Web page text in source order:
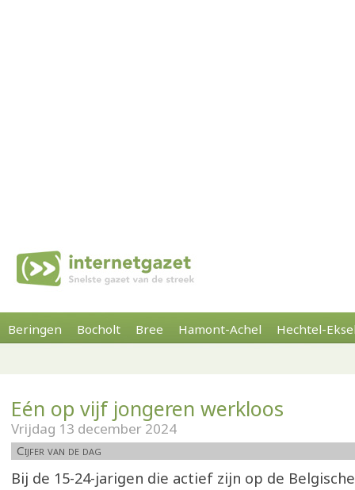
Beringen Bocholt Bree Hamont-Achel Hechtel-
Eén op vijf jongeren werkloos
Vrijdag 13 december 2024
Cijfer van de dag
Bij de 15-24-jarigen die actief zijn op de